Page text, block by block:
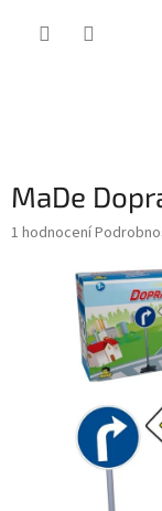
MaDe
Průměrné
1 hodnocení